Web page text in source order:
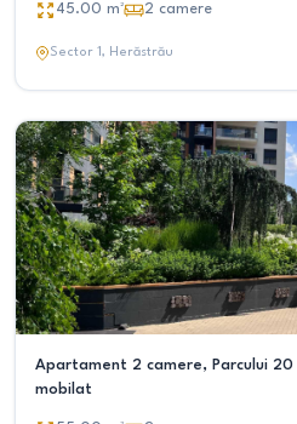
45.00 m² 2 camere
Sector 1, Herăstrău
Apartament 2 camere, Parcului
mobilat